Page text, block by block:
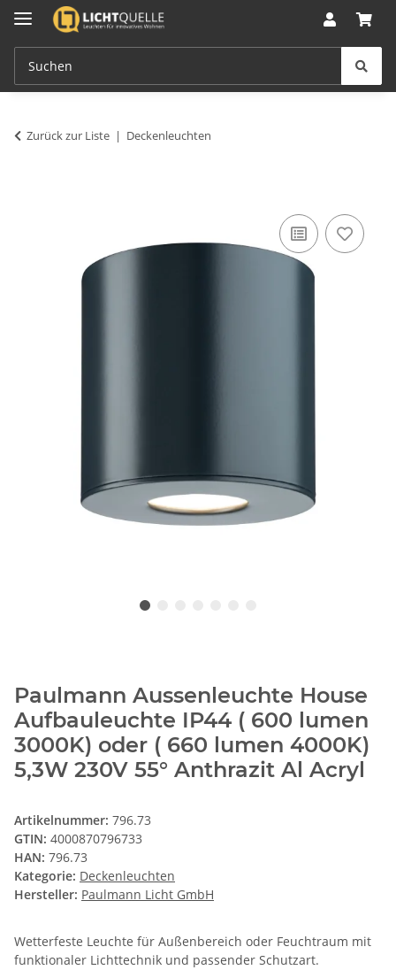
Zurück zur Liste Deckenleuchten
Paulmann Aussenleuchte House
Aufbauleuchte IP44 ( 600 lumen
3000K) oder ( 660 lumen 4000K)
5,3W 230V 55° Anthrazit Al Acryl
Artikelnummer: 796.73
GTIN: 4000870796733
HAN: 796.73
Kategorie: Deckenleuchten
Hersteller: Paulmann Licht GmbH
Wetterfeste Leuchte für Außenbereich oder Feuchtraum mit
funktionaler Lichttechnik und passender Schutzart.